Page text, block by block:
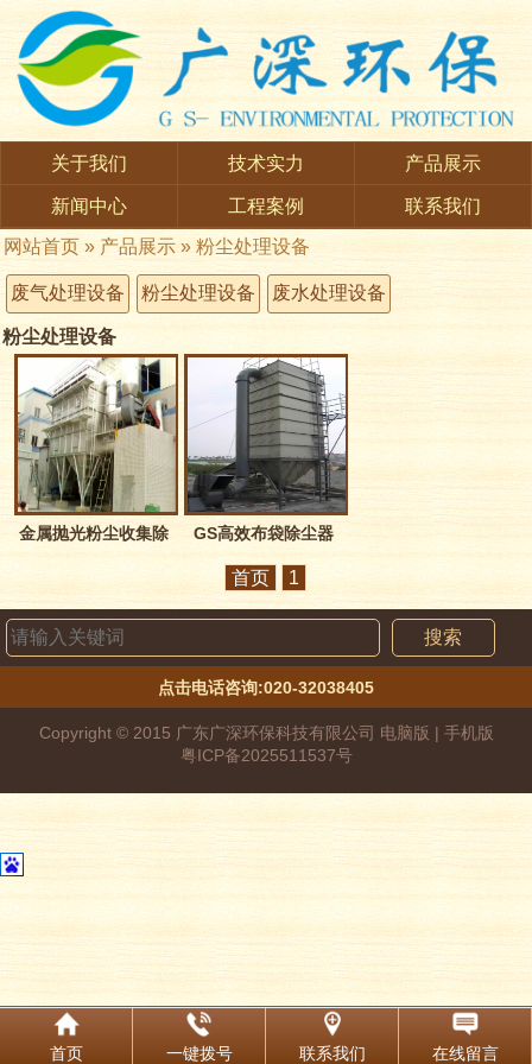
关于我们 技术实力 产品展示
新闻中心 工程案例
联系我们
网站首页 » 产品展示 » 粉尘处理设备
废气处理设备 粉尘处理设备 废水处理设备
粉尘处理设备
金属抛光粉尘收集除
GS高效布袋除尘器
首页 1
点击电话咨询:020-32038405
Copyright © 2015 广东广深环保科技有限公司 电脑版 | 手机版
粤ICP备2025511537号
首页 一键拨号 联系我们 在线留言